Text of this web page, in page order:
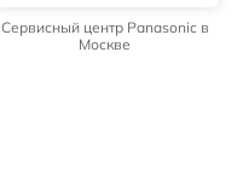
Сервисный центр Panasonic в
Москве